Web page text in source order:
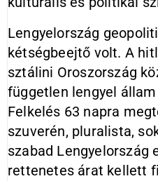
Lengyelország
kétségbeejtő volt. A
sztálini Oroszország
független lengyel
Felkelés 63 napra
szuverén, pluralista,
szabad Lengyelország
rettenetes árat kellett